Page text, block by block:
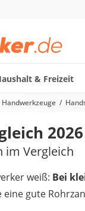
& Freizeit
Kategorie
Handwerkzeuge
2026
im Vergleich
weiß: Bei
gute